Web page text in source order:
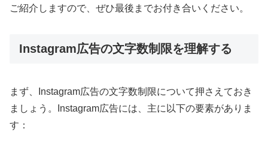
ご紹介しますので、ぜひ最後までお付き合いください。
Instagram広告の文字数制限を理解する
まず、Instagram広告の文字数制限について押さえておき
ましょう。Instagram広告には、主に以下の要素がありま
す：